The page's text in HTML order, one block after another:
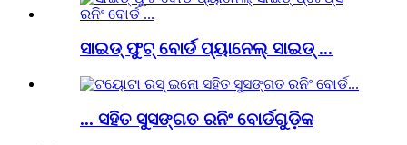
ସାଇଡ୍ ଫୁଟ୍ ବୋର୍ଡ ପ୍ୟାନେଲ୍ ସାଇଡ୍ ...
... ସହିତ ସୁସଙ୍ଗତ ରନିଂ ବୋର୍ଡଗୁଡ଼ିକ